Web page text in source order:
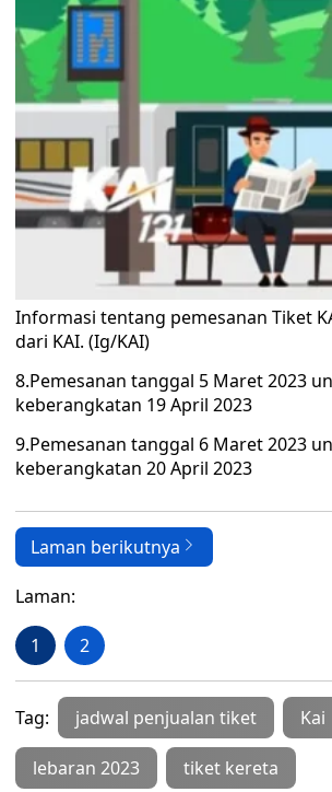
Informasi tentang pemesanan Tiket
dari KAI. (Ig/KAI)
8.Pemesanan tanggal 5 Maret 2023
keberangkatan 19 April 2023
9.Pemesanan tanggal 6 Maret 2023
keberangkatan 20 April 2023
Laman berikutnya
Laman:
1 2
Tag: jadwal penjualan tiket Kai
lebaran 2023 tiket kereta